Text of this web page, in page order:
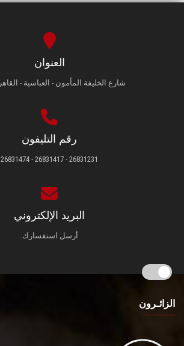
العنوان
شارع الخليفة المأمون - العباسية -
رقم التليفون
26831231 - 26831417 - 26831474
البريد الإلكتروني
أرسل استفسارك.
الزائـرون